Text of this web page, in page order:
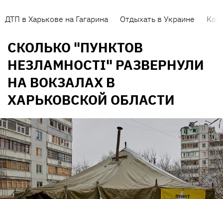
ДТП в Харькове на Гагарина Отдыхать в Украине
СКОЛЬКО "ПУНКТОВ
НЕЗЛАМНОСТІ" РАЗВЕРНУЛИ
НА ВОКЗАЛАХ В
ХАРЬКОВСКОЙ ОБЛАСТИ